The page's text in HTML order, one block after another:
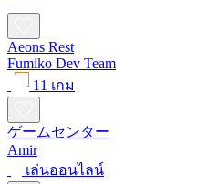
Aeons Rest
Fumiko Dev Team
11 เกม
ゲームセンター
Amir
เล่นออนไลน์